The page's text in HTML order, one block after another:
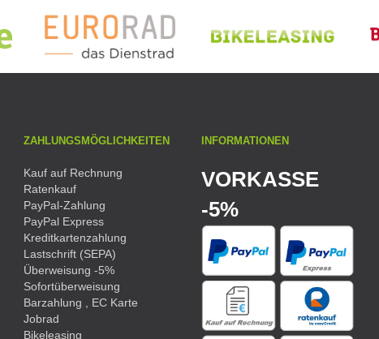
ZAHLUNGSMÖGLICHKEITEN
Kauf auf Rechnung
Ratenkauf
PayPal-Zahlung
PayPal Express
Kreditkartenzahlung
Lastschrift (SEPA)
Überweisung -5%
Sofortüberweisung
Barzahlung , EC Karte
Jobrad
Bikeleasing
INFORMATIONEN
VORKASSE
-5%